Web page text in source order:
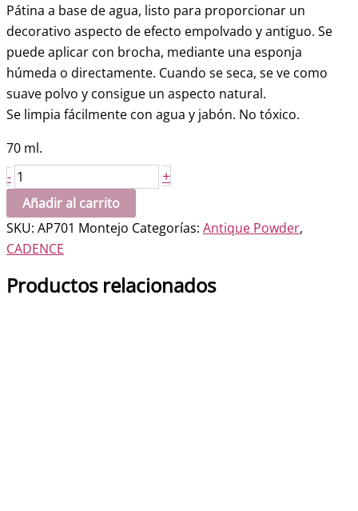
Pátina a base de agua, listo para proporcionar un
decorativo aspecto de efecto empolvado y antiguo. Se
puede aplicar con brocha, mediante una esponja
húmeda o directamente. Cuando se seca, se ve como
suave polvo y consigue un aspecto natural.
Se limpia fácilmente con agua y jabón. No tóxico.
70 ml.
- Pátina
ANTIQUE
POWDER
Crema
cantidad
+
Añadir al carrito
SKU: AP701 Montejo Categorías: Antique Powder,
CADENCE
Productos relacionados